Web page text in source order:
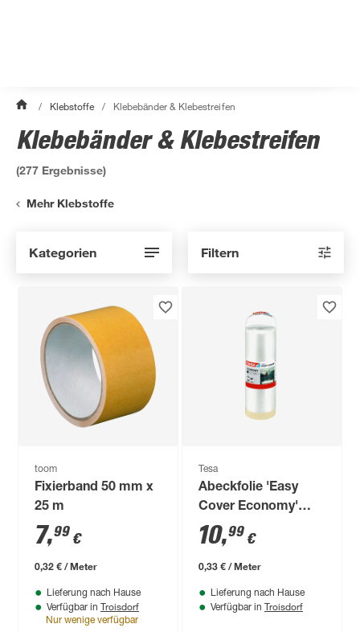
/ Klebstoffe / Klebebänder & Klebestreifen
Klebebänder & Klebestreifen
(277 Ergebnisse)
Mehr Klebstoffe
Kategorien Filtern
toom
Fixierband 50 mm x
25 m
7,99 €
0,32 € / Meter
Lieferung nach Hause
Verfügbar in Troisdorf
Nur wenige verfügbar
Tesa
Abeckfolie 'Easy
Cover Economy'
Nachfüllpack 1,4 x
33 m
10,99 €
0,33 € / Meter
Lieferung nach Hause
Verfügbar in Troisdorf